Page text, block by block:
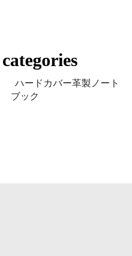
ハードカバー革製ノート
ブック